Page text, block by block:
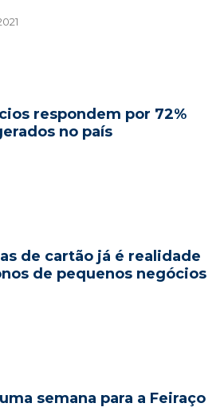
respondem por 72%
no país
de cartão já é realidade
de pequenos negócios
semana para a Feiraço